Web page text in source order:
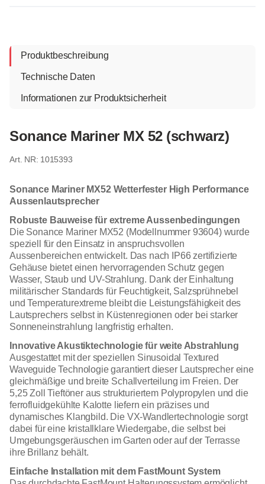
Produktbeschreibung
Technische Daten
Informationen zur Produktsicherheit
Sonance Mariner MX 52 (schwarz)
1015393
Sonance Mariner MX52 Wetterfester High Performance
Aussenlautsprecher
Robuste Bauweise für extreme Aussenbedingungen
Die Sonance Mariner MX52 (Modellnummer 93604) wurde
speziell für den Einsatz in anspruchsvollen
Aussenbereichen entwickelt. Das nach IP66 zertifizierte
Gehäuse bietet einen hervorragenden Schutz gegen
Wasser, Staub und UV-Strahlung. Dank der Einhaltung
militärischer Standards für Feuchtigkeit, Salzsprühnebel
und Temperaturextreme bleibt die Leistungsfähigkeit des
Lautsprechers selbst in Küstenregionen oder bei starker
Sonneneinstrahlung langfristig erhalten.
Innovative Akustiktechnologie für weite Abstrahlung
Ausgestattet mit der speziellen Sinusoidal Textured
Waveguide Technologie garantiert dieser Lautsprecher eine
gleichmäßige und breite Schallverteilung im Freien. Der
5,25 Zoll Tieftöner aus strukturiertem Polypropylen und die
ferrofluidgekühlte Kalotte liefern ein präzises und
dynamisches Klangbild. Die VX-Wandlertechnologie sorgt
dabei für eine kristallklare Wiedergabe, die selbst bei
Umgebungsgeräuschen im Garten oder auf der Terrasse
ihre Brillanz behält.
Einfache Installation mit dem FastMount System